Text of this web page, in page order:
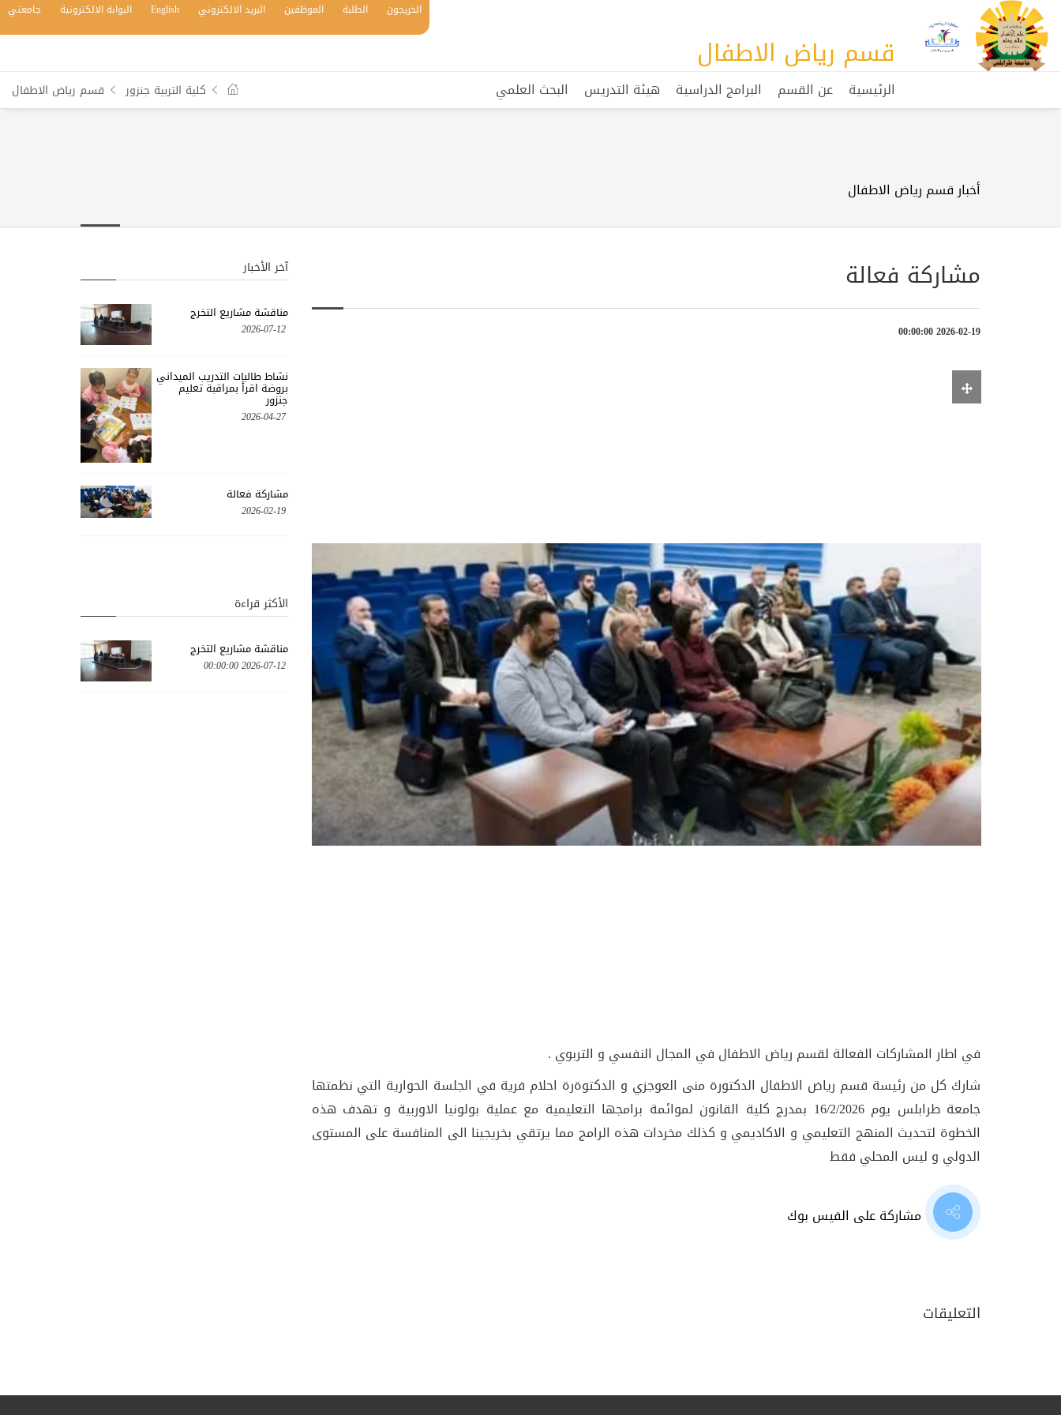
قسم رياض الاطفال
الخريجون الطلبة الموظفين البريد الالكتروني English البوابة الالكترونية جامعتي
الرئيسية عن القسم البرامج الدراسية هيئة التدريس البحث العلمي كلية التربية جنزور قسم رياض الاطفال
أخبار قسم رياض الاطفال
مشاركة فعالة
2026-02-19 00:00:00
في اطار المشاركات الفعالة لقسم رياض الاطفال في المجال النفسي و التربوي .
شارك كل من رئيسة قسم رياض الاطفال الدكتورة منى العوجزي و الدكتوةرة احلام فرية في الجلسة الحوارية التي نظمتها
جامعة طرابلس يوم 16/2/2026 بمدرج كلية القانون لموائمة برامجها التعليمية مع عملية بولونيا الاوربية و تهدف هذه
الخطوة لتحديث المنهج التعليمي و الاكاديمي و كذلك مخردات هذه الرامج مما يرتقي بخريجينا الى المنافسة على المستوى
الدولي و ليس المحلي فقط
مشاركة على الفيس بوك
التعليقات
آخر الأخبار
مناقشة مشاريع التخرج
2026-07-12
نشاط طالبات التدريب الميداني
بروضة اقرأ بمراقبة تعليم
جنزور
2026-04-27
مشاركة فعالة
2026-02-19
الأكثر قراءة
مناقشة مشاريع التخرج
2026-07-12 00:00:00